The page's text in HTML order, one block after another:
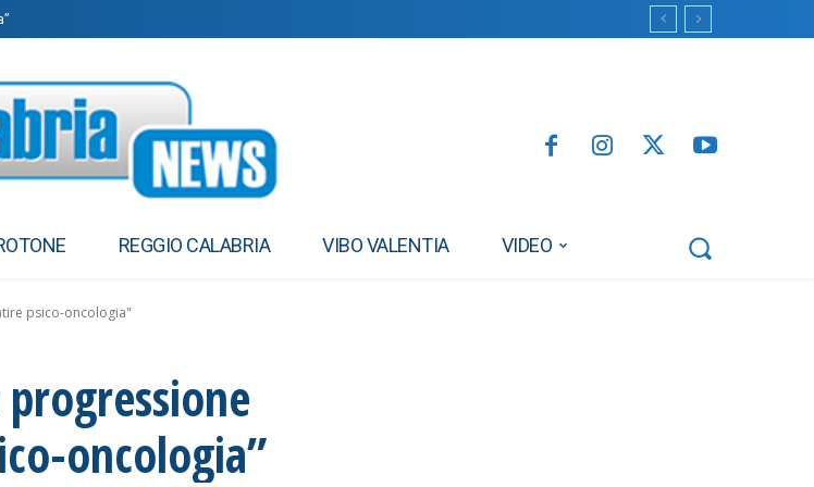
REGGIO CALABRIA VIBO VALENTIA VIDEO
psico-oncologia"
oncologia”